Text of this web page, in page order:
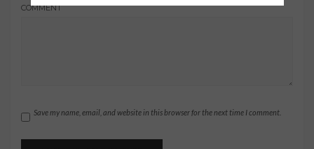
COMMENT
Save my name, email, and website in this browser for the next time I comment.